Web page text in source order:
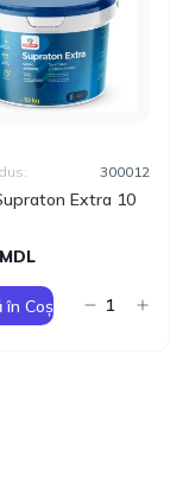
Extra 10
300012
în Coș